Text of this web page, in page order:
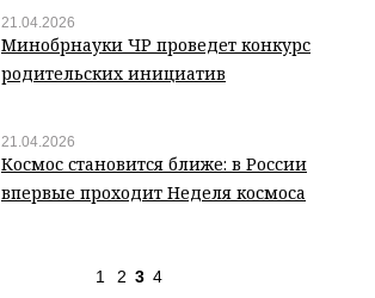
21.04.2026
Минобрнауки ЧР проведет конкурс
родительских инициатив
21.04.2026
Космос становится ближе: в России
впервые проходит Неделя космоса
1 2 3 4